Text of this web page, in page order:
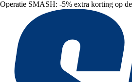
Operatie SMASH: -5% extra korting op